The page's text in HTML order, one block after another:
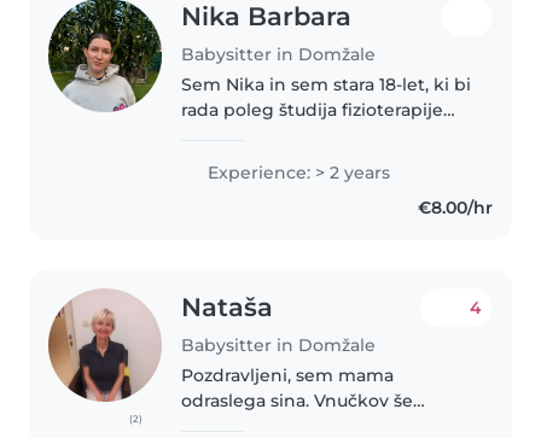
Nika Barbara
Babysitter in Domžale
Sem Nika in sem stara 18-let, ki bi
rada poleg študija fizioterapije
nekaj izkušenj z čuvanjem
mlajših sestric, bratrancev in
otrok družinskih prijateljev..
Experience: > 2 years
€8.00/hr
(2)
Nataša
Babysitter in Domžale
4
Pozdravljeni, sem mama
odraslega sina. Vnučkov še